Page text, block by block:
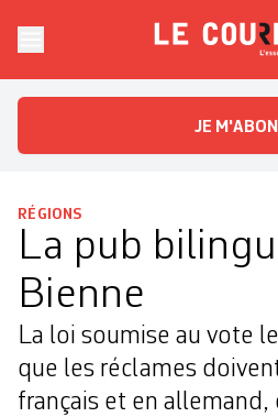
Le
JE
RÉGIONS
La pub
Bienne
La loi soumise au vote
que les réclames
français et en